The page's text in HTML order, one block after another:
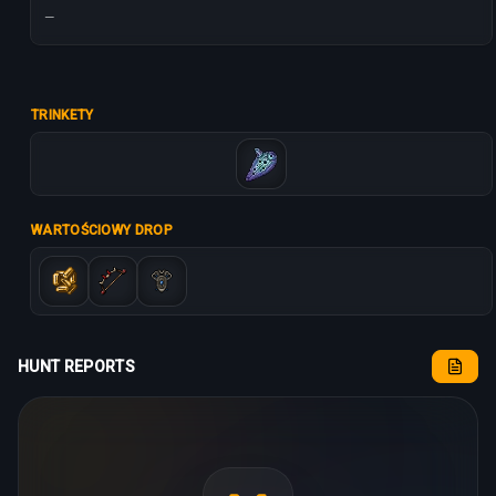
—
TRINKETY
WARTOŚCIOWY DROP
HUNT REPORTS